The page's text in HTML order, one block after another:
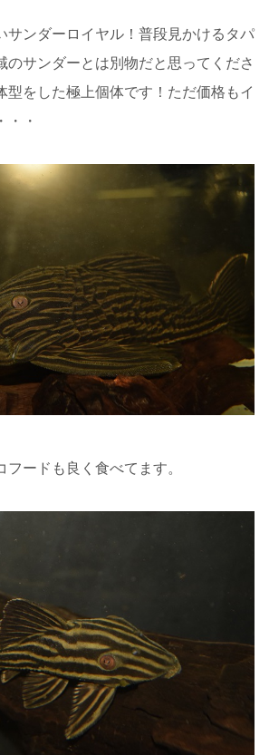
サンダーロイヤル！普段見かけるタパ
のサンダーとは別物だと思ってくださ
型をした極上個体です！ただ価格もイ
・・
ードも良く食べてます。